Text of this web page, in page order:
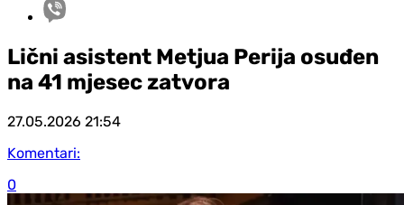
Lični asistent Metjua Perija osuđen
na 41 mjesec zatvora
27.05.2026 21:54
Komentari:
0